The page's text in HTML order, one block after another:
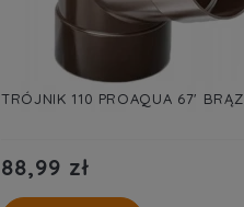
TRÓJNIK 110 PROAQUA 67' BRĄZ
88,99 zł